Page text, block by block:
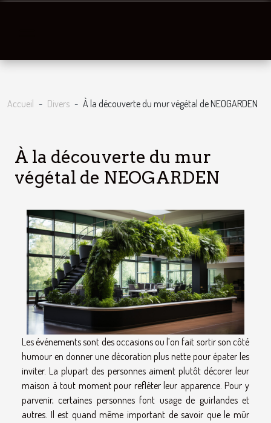
Accueil Divers À la découverte du mur végétal de NEOGARDEN
À la découverte du mur
végétal de NEOGARDEN
Les événements sont des occasions ou l’on fait sortir son côté
humour en donner une décoration plus nette pour épater les
inviter. La plupart des personnes aiment plutôt décorer leur
maison à tout moment pour refléter leur apparence. Pour y
parvenir, certaines personnes font usage de guirlandes et
autres. Il est quand même important de savoir que le mûr